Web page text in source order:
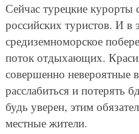
Сейчас турецкие
российских туристов. И в
средиземноморское
поток отдыхающих.
совершенно невероятные
расслабиться и потерять
будь уверен, этим
местные жители.